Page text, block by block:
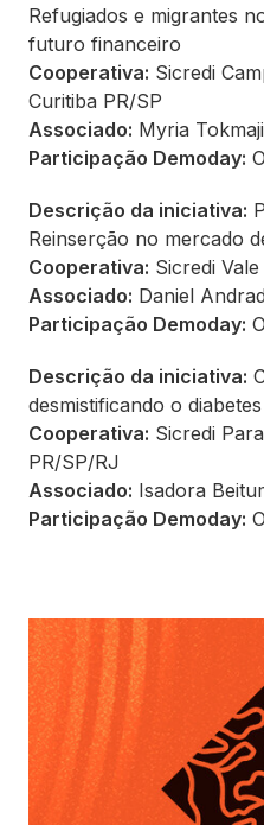
Refugiados e migrantes
futuro financeiro
Cooperativa: Sicredi
Curitiba PR/SP
Associado: Myria Tokmaji
Participação Demoday:
Descrição da iniciativa:
Reinserção no mercado
Cooperativa: Sicredi
Associado: Daniel
Participação Demoday:
Descrição da iniciativa:
desmistificando o diabetes
Cooperativa: Sicredi
PR/SP/RJ
Associado: Isadora
Participação Demoday: